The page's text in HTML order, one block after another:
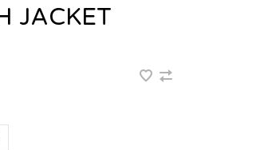
JACKET